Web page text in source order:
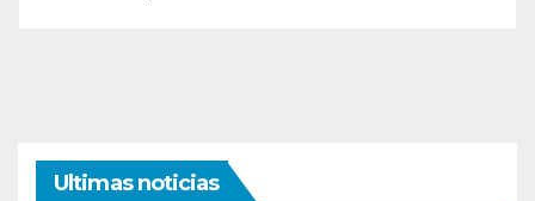
Ultimas noticias